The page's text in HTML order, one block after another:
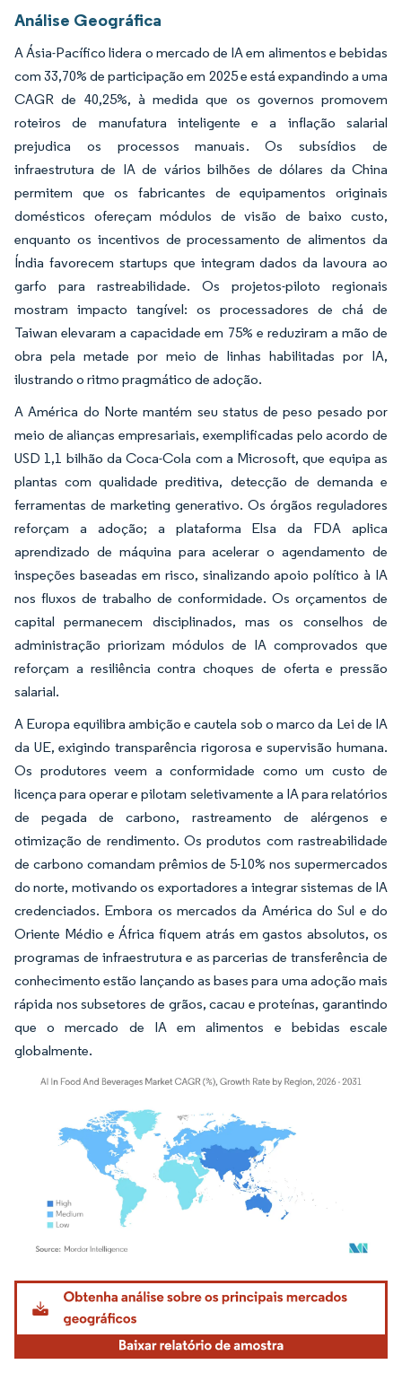
Análise Geográfica
A Ásia-Pacífico lidera o mercado de IA em alimentos e bebidas
com 33,70% de participação em 2025 e está expandindo a uma
CAGR de 40,25%, à medida que os governos promovem
roteiros de manufatura inteligente e a inflação salarial
prejudica os processos manuais. Os subsídios de
infraestrutura de IA de vários bilhões de dólares da China
permitem que os fabricantes de equipamentos originais
domésticos ofereçam módulos de visão de baixo custo,
enquanto os incentivos de processamento de alimentos da
Índia favorecem startups que integram dados da lavoura ao
garfo para rastreabilidade. Os projetos-piloto regionais
mostram impacto tangível: os processadores de chá de
Taiwan elevaram a capacidade em 75% e reduziram a mão de
obra pela metade por meio de linhas habilitadas por IA,
ilustrando o ritmo pragmático de adoção.
A América do Norte mantém seu status de peso pesado por
meio de alianças empresariais, exemplificadas pelo acordo de
USD 1,1 bilhão da Coca-Cola com a Microsoft, que equipa as
plantas com qualidade preditiva, detecção de demanda e
ferramentas de marketing generativo. Os órgãos reguladores
reforçam a adoção; a plataforma Elsa da FDA aplica
aprendizado de máquina para acelerar o agendamento de
inspeções baseadas em risco, sinalizando apoio político à IA
nos fluxos de trabalho de conformidade. Os orçamentos de
capital permanecem disciplinados, mas os conselhos de
administração priorizam módulos de IA comprovados que
reforçam a resiliência contra choques de oferta e pressão
salarial.
A Europa equilibra ambição e cautela sob o marco da Lei de IA
da UE, exigindo transparência rigorosa e supervisão humana.
Os produtores veem a conformidade como um custo de
licença para operar e pilotam seletivamente a IA para relatórios
de pegada de carbono, rastreamento de alérgenos e
otimização de rendimento. Os produtos com rastreabilidade
de carbono comandam prêmios de 5-10% nos supermercados
do norte, motivando os exportadores a integrar sistemas de IA
credenciados. Embora os mercados da América do Sul e do
Oriente Médio e África fiquem atrás em gastos absolutos, os
programas de infraestrutura e as parcerias de transferência de
conhecimento estão lançando as bases para uma adoção mais
rápida nos subsetores de grãos, cacau e proteínas, garantindo
que o mercado de IA em alimentos e bebidas escale
globalmente.
Imagem © Mordor Intelligence. O reuso requer atribuição conforme CC BY 4.0.